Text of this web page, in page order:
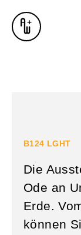
B124 LGHT
Die
Ode an
Erde.
können